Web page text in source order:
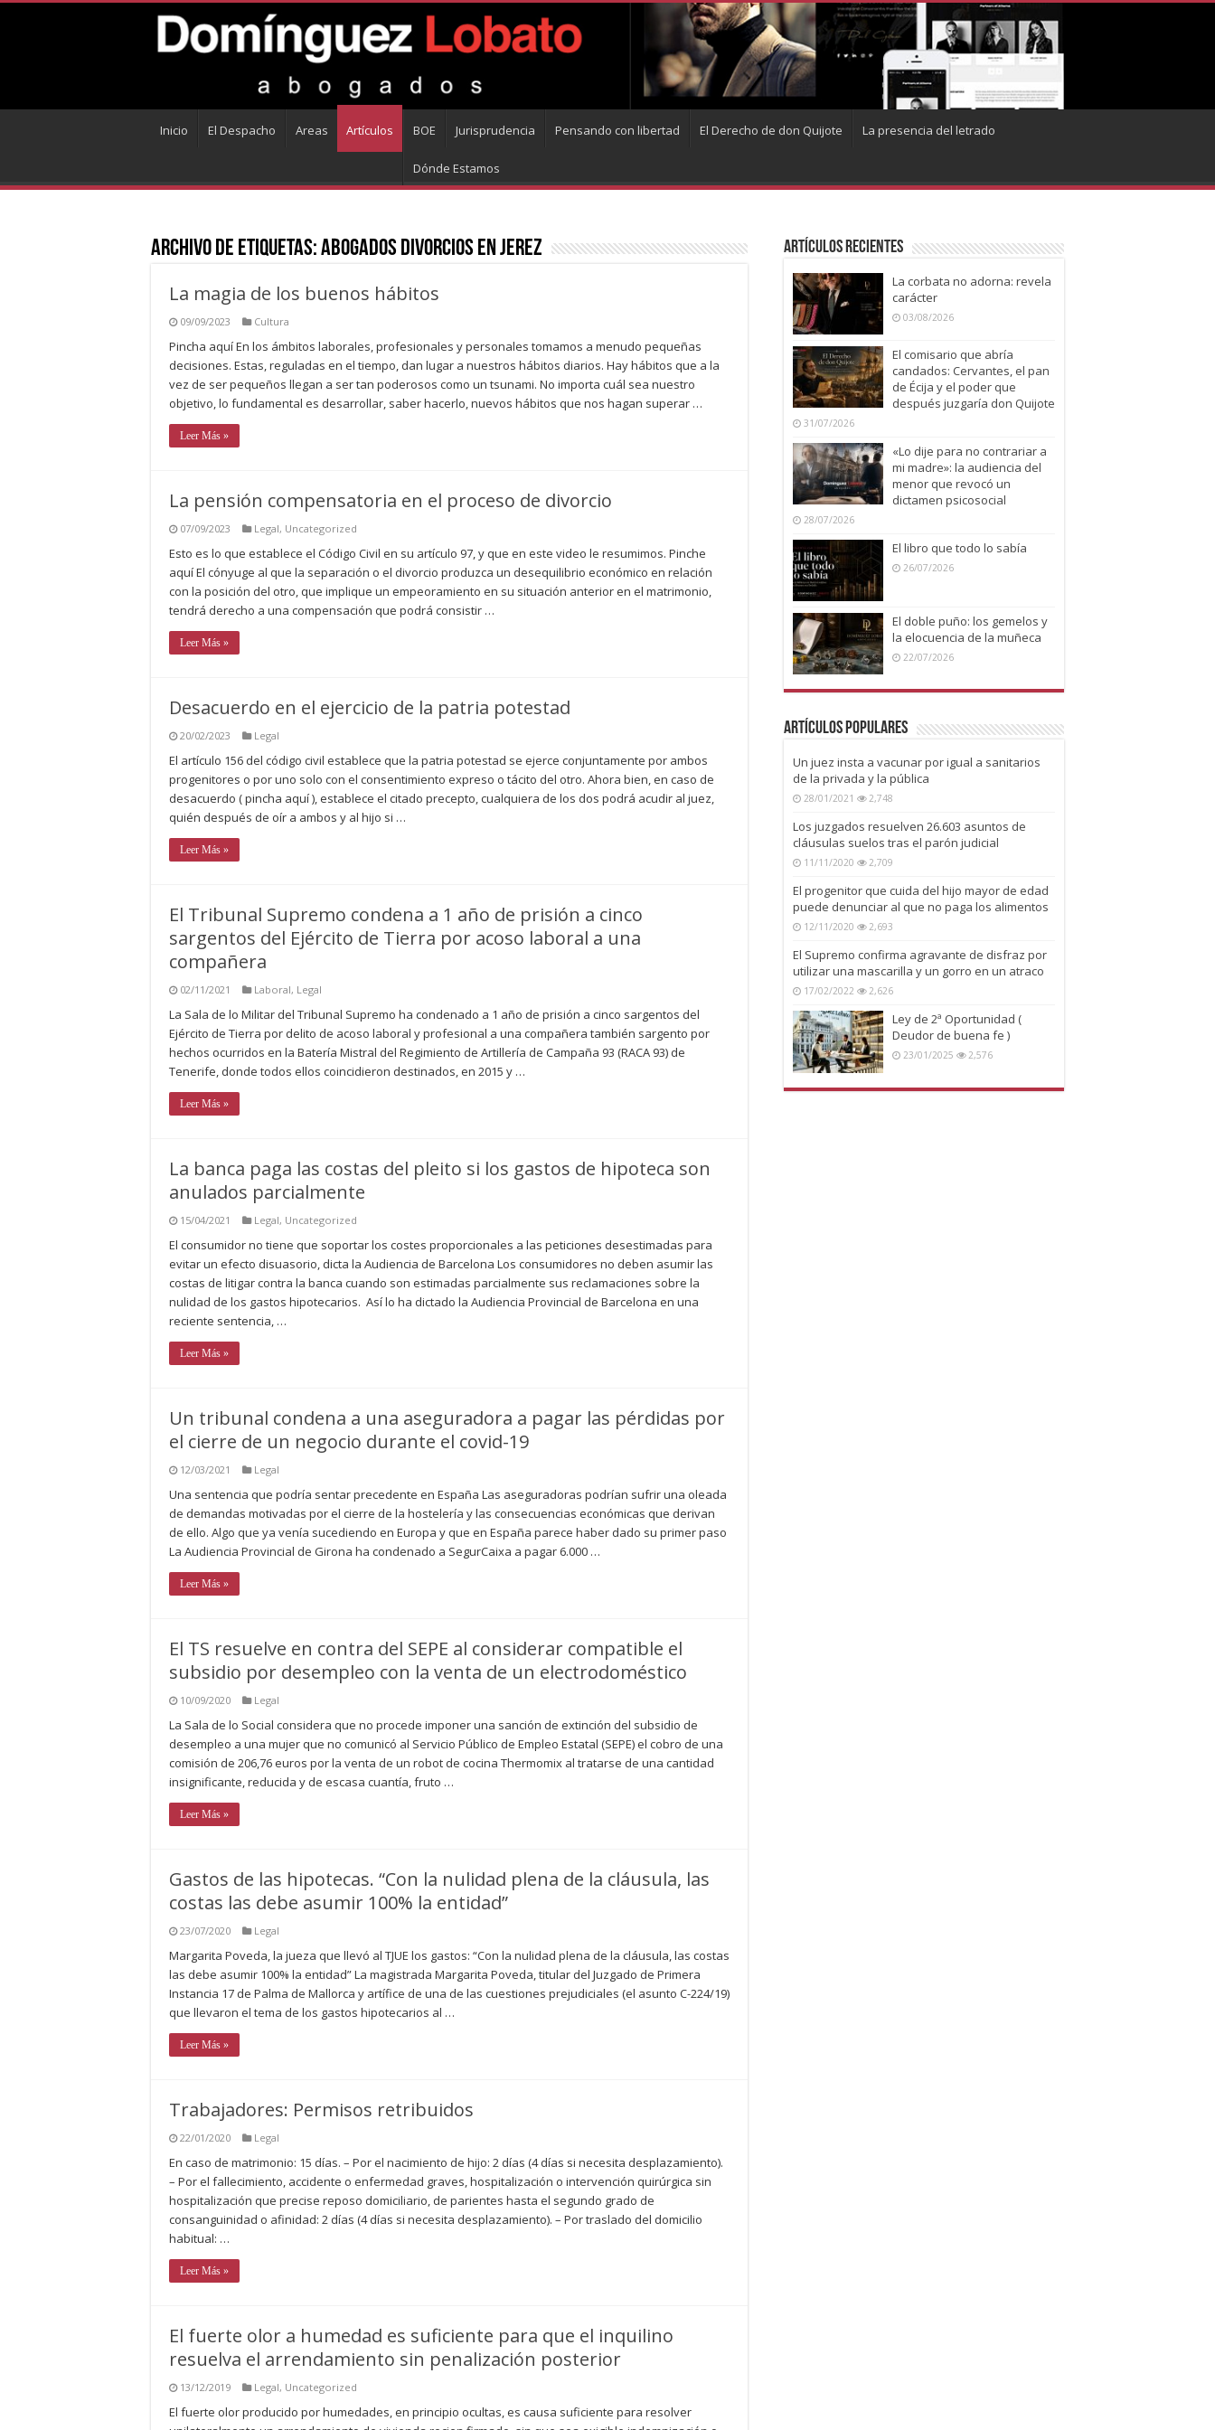
Inicio El Despacho Areas Artículos BOE Jurisprudencia Pensando con libertad El Derecho de don Quijote La presencia del letrado
Dónde Estamos
Archivo de Etiquetas:abogados divorcios en jerez
La magia de los buenos hábitos
09/09/2023 Cultura
Pincha aquí En los ámbitos laborales, profesionales y personales tomamos a menudo pequeñas
decisiones. Estas, reguladas en el tiempo, dan lugar a nuestros hábitos diarios. Hay hábitos que a la
vez de ser pequeños llegan a ser tan poderosos como un tsunami. No importa cuál sea nuestro
objetivo, lo fundamental es desarrollar, saber hacerlo, nuevos hábitos que nos hagan superar …
Leer Más »
La pensión compensatoria en el proceso de divorcio
07/09/2023 Legal, Uncategorized
Esto es lo que establece el Código Civil en su artículo 97, y que en este video le resumimos. Pinche
aquí El cónyuge al que la separación o el divorcio produzca un desequilibrio económico en relación
con la posición del otro, que implique un empeoramiento en su situación anterior en el matrimonio,
tendrá derecho a una compensación que podrá consistir …
Leer Más »
Desacuerdo en el ejercicio de la patria potestad
20/02/2023 Legal
El artículo 156 del código civil establece que la patria potestad se ejerce conjuntamente por ambos
progenitores o por uno solo con el consentimiento expreso o tácito del otro. Ahora bien, en caso de
desacuerdo ( pincha aquí ), establece el citado precepto, cualquiera de los dos podrá acudir al juez,
quién después de oír a ambos y al hijo si …
Leer Más »
El Tribunal Supremo condena a 1 año de prisión a cinco
sargentos del Ejército de Tierra por acoso laboral a una
compañera
02/11/2021 Laboral, Legal
La Sala de lo Militar del Tribunal Supremo ha condenado a 1 año de prisión a cinco sargentos del
Ejército de Tierra por delito de acoso laboral y profesional a una compañera también sargento por
hechos ocurridos en la Batería Mistral del Regimiento de Artillería de Campaña 93 (RACA 93) de
Tenerife, donde todos ellos coincidieron destinados, en 2015 y …
Leer Más »
La banca paga las costas del pleito si los gastos de hipoteca son
anulados parcialmente
15/04/2021 Legal, Uncategorized
El consumidor no tiene que soportar los costes proporcionales a las peticiones desestimadas para
evitar un efecto disuasorio, dicta la Audiencia de Barcelona Los consumidores no deben asumir las
costas de litigar contra la banca cuando son estimadas parcialmente sus reclamaciones sobre la
nulidad de los gastos hipotecarios. Así lo ha dictado la Audiencia Provincial de Barcelona en una
reciente sentencia, …
Leer Más »
Un tribunal condena a una aseguradora a pagar las pérdidas por
el cierre de un negocio durante el covid-19
12/03/2021 Legal
Una sentencia que podría sentar precedente en España Las aseguradoras podrían sufrir una oleada
de demandas motivadas por el cierre de la hostelería y las consecuencias económicas que derivan
de ello. Algo que ya venía sucediendo en Europa y que en España parece haber dado su primer paso
La Audiencia Provincial de Girona ha condenado a SegurCaixa a pagar 6.000 …
Leer Más »
El TS resuelve en contra del SEPE al considerar compatible el
subsidio por desempleo con la venta de un electrodoméstico
10/09/2020 Legal
La Sala de lo Social considera que no procede imponer una sanción de extinción del subsidio de
desempleo a una mujer que no comunicó al Servicio Público de Empleo Estatal (SEPE) el cobro de una
comisión de 206,76 euros por la venta de un robot de cocina Thermomix al tratarse de una cantidad
insignificante, reducida y de escasa cuantía, fruto …
Leer Más »
Gastos de las hipotecas. “Con la nulidad plena de la cláusula, las
costas las debe asumir 100% la entidad”
23/07/2020 Legal
Margarita Poveda, la jueza que llevó al TJUE los gastos: “Con la nulidad plena de la cláusula, las costas
las debe asumir 100% la entidad” La magistrada Margarita Poveda, titular del Juzgado de Primera
Instancia 17 de Palma de Mallorca y artífice de una de las cuestiones prejudiciales (el asunto C-224/19)
que llevaron el tema de los gastos hipotecarios al …
Leer Más »
Trabajadores: Permisos retribuidos
22/01/2020 Legal
En caso de matrimonio: 15 días. – Por el nacimiento de hijo: 2 días (4 días si necesita desplazamiento).
– Por el fallecimiento, accidente o enfermedad graves, hospitalización o intervención quirúrgica sin
hospitalización que precise reposo domiciliario, de parientes hasta el segundo grado de
consanguinidad o afinidad: 2 días (4 días si necesita desplazamiento). – Por traslado del domicilio
habitual: …
Leer Más »
El fuerte olor a humedad es suficiente para que el inquilino
resuelva el arrendamiento sin penalización posterior
13/12/2019 Legal, Uncategorized
El fuerte olor producido por humedades, en principio ocultas, es causa suficiente para resolver
Artículos recientes
La corbata no adorna: revela
carácter
03/08/2026
El comisario que abría
candados: Cervantes, el pan
de Écija y el poder que
después juzgaría don Quijote
31/07/2026
«Lo dije para no contrariar a
mi madre»: la audiencia del
menor que revocó un
dictamen psicosocial
28/07/2026
El libro que todo lo sabía
26/07/2026
El doble puño: los gemelos y
la elocuencia de la muñeca
22/07/2026
Artículos Populares
Un juez insta a vacunar por igual a sanitarios
de la privada y la pública
28/01/2021 2,748
Los juzgados resuelven 26.603 asuntos de
cláusulas suelos tras el parón judicial
11/11/2020 2,709
El progenitor que cuida del hijo mayor de edad
puede denunciar al que no paga los alimentos
12/11/2020 2,693
El Supremo confirma agravante de disfraz por
utilizar una mascarilla y un gorro en un atraco
17/02/2022 2,626
Ley de 2ª Oportunidad (
Deudor de buena fe )
23/01/2025 2,576